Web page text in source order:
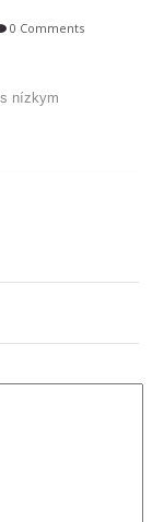
0 Comments
nízkym